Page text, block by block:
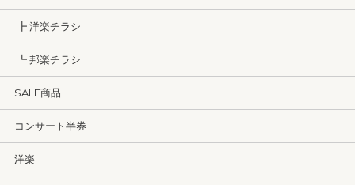
┣ 洋楽チラシ
┗ 邦楽チラシ
SALE商品
コンサート半券
洋楽